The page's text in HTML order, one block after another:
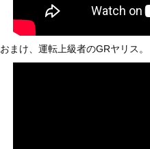
【画像】伊藤舞雪とかいうＡＶ女優ｗｗ
【緊急】肛門にスティックのり入れたけ
お知らせ
【珍事】サッカーの試合が原因で交通
おまけ、運転上級者のGRヤリス。